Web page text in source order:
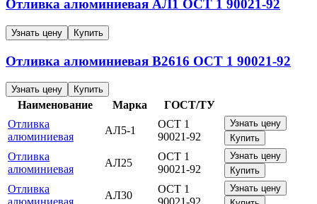
Отливка алюминиевая АЛ1 ОСТ 1 90021-92
Узнать цену Купить
Отливка алюминиевая В2616 ОСТ 1 90021-92
Узнать цену Купить
Наименование Марка
ГОСТ/ТУ
Отливка
алюминиевая
АЛ5-1
ОСТ 1
90021-92
Узнать цену
Купить
Отливка
алюминиевая
АЛ25
ОСТ 1
90021-92
Узнать цену
Купить
Отливка
АЛ30
ОСТ 1
Узнать цену